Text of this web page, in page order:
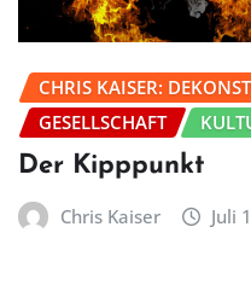
CHRIS KAISER:
GESELLSCHAFT
Der Kipppunkt
Chris Kaiser Juli